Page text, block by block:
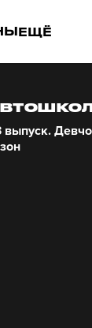
ЕЩЁ
выпуск.